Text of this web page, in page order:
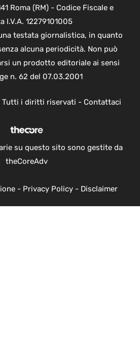
Roma (RM) - Codice Fiscale e
I.V.A. 12279101005
testata giornalistica, in quanto
alcuna periodicità. Non può
un prodotto editoriale ai sensi
n. 62 del 07.03.2001
i diritti riservati - Contattaci
su questo sito sono gestite da
theCoreAdv
- Privacy Policy- Disclaimer